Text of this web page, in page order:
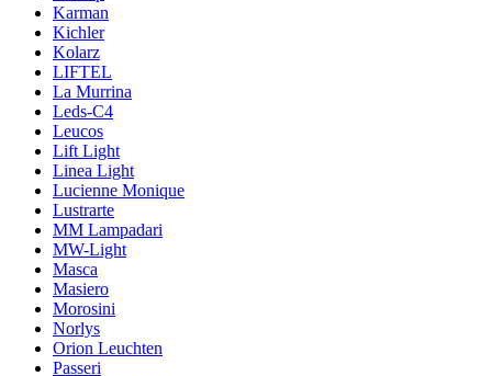
Karman
Kichler
Kolarz
LIFTEL
La Murrina
Leds-C4
Leucos
Lift Light
Linea Light
Lucienne Monique
Lustrarte
MM Lampadari
MW-Light
Masca
Masiero
Morosini
Norlys
Orion Leuchten
Passeri